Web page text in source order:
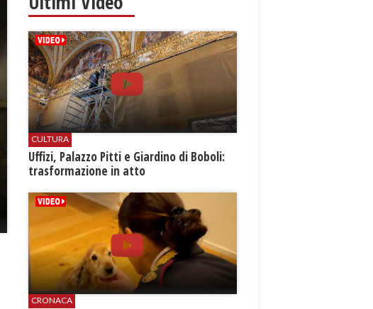
CULTURA
Uffizi, Palazzo Pitti e Giardino di Boboli:
trasformazione in atto
CRONACA